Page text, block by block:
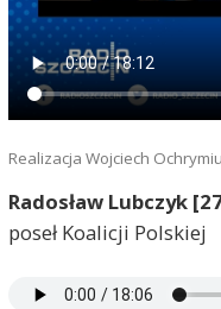
Realizacja Wojciech
Radosław Lubczyk
poseł Koalicji Polskiej